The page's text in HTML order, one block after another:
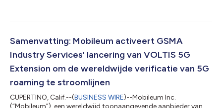
in inzicht, actie en omzet. Tijdens het evenement
Intelligence Platform kunnen benutten om roamingprestaties te
verbeteren, verdedigingen tegen fraude en risico's te...
Samenvatting: Mobileum activeert GSMA
Industry Services’ lancering van VOLTIS 5G
Extension om de wereldwijde verificatie van 5G
roaming te stroomlijnen
CUPERTINO, Calif.--(BUSINESS WIRE)--Mobileum Inc.
(“Mobileum”), een wereldwijd toonaangevende aanbieder van